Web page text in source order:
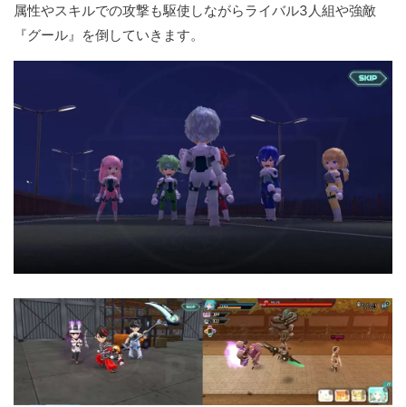
属性やスキルでの攻撃も駆使しながらライバル3人組や強敵
『グール』を倒していきます。